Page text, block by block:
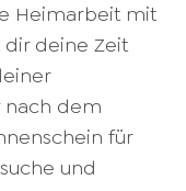
Heimarbeit mit
dir deine Zeit
nach dem
für
und